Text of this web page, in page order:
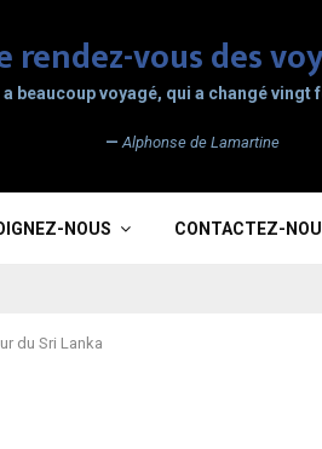
a beaucoup voyagé, qui a changé
— Alphonse de Lamartine
NOUS CONTACTEZ-
du Sri Lanka